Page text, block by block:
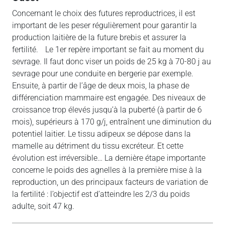
Concernant le choix des futures reproductrices, il est
important de les peser régulièrement pour garantir la
production laitière de la future brebis et assurer la
fertilité. Le 1er repère important se fait au moment du
sevrage. Il faut donc viser un poids de 25 kg à 70-80 j au
sevrage pour une conduite en bergerie par exemple.
Ensuite, à partir de l’âge de deux mois, la phase de
différenciation mammaire est engagée. Des niveaux de
croissance trop élevés jusqu’à la puberté (à partir de 6
mois), supérieurs à 170 g/j, entraînent une diminution du
potentiel laitier. Le tissu adipeux se dépose dans la
mamelle au détriment du tissu excréteur. Et cette
évolution est irréversible… La dernière étape importante
concerne le poids des agnelles à la première mise à la
reproduction, un des principaux facteurs de variation de
la fertilité : l’objectif est d’atteindre les 2/3 du poids
adulte, soit 47 kg.